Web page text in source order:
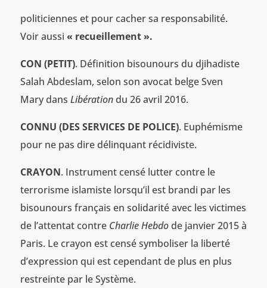
politiciennes et pour cacher sa responsabilité.
Voir aussi « recueillement ».
CON (PETIT). Définition bisounours du djihadiste
Salah Abdeslam, selon son avocat belge Sven
Mary dans Libérationdu 26 avril 2016.
CONNU (DES SERVICES DE POLICE). Euphémisme
pour ne pas dire délinquant récidiviste.
CRAYON. Instrument censé lutter contre le
terrorisme islamiste lorsqu’il est brandi par les
bisounours français en solidarité avec les victimes
de l’attentat contre Charlie Hebdode janvier 2015 à
Paris. Le crayon est censé symboliser la liberté
d’expression qui est cependant de plus en plus
restreinte par le Système.